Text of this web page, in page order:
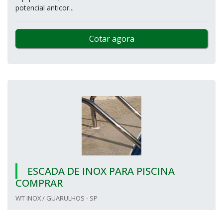
potencial anticor...
Cotar agora
ESCADA DE INOX PARA PISCINA
COMPRAR
WT INOX / GUARULHOS - SP